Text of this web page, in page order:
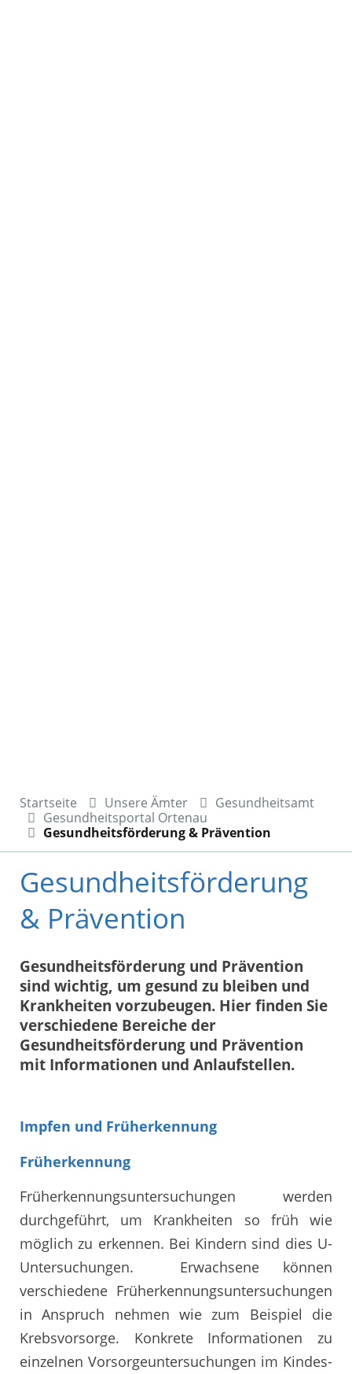
Startseite Unsere Ämter
Gesundheitsamt
Gesundheitsportal Ortenau
Gesundheitsförderung & Prävention
Gesundheitsförderung
& Prävention
Gesundheitsförderung und Prävention
sind wichtig, um gesund zu bleiben und
Krankheiten vorzubeugen. Hier finden Sie
verschiedene Bereiche der
Gesundheitsförderung und Prävention
mit Informationen und Anlaufstellen.
Impfen und Früherkennung
Früherkennung
Früherkennungsuntersuchungen werden
durchgeführt, um Krankheiten so früh wie
möglich zu erkennen. Bei Kindern sind dies U-
Untersuchungen. Erwachsene können
verschiedene Früherkennungsuntersuchungen
in Anspruch nehmen wie zum Beispiel die
Krebsvorsorge. Konkrete Informationen zu
einzelnen Vorsorgeuntersuchungen im Kindes-